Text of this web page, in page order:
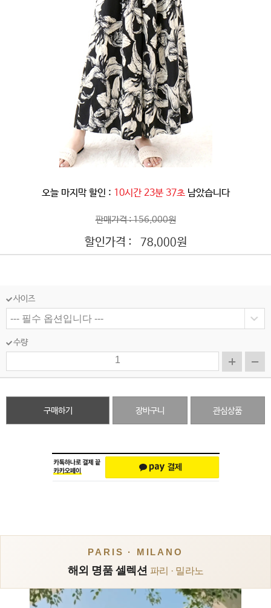
오늘 마지막 할인 : 10시간 23분 34초 남았습니다
판매가격 : 156,000원
할인가격 : 78,000원
사이즈
수량
구매하기 장바구니 관심상품
PARIS · MILANO
해외 명품 셀렉션 파리 · 밀라노